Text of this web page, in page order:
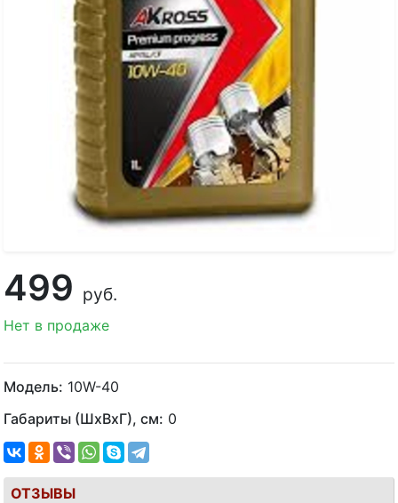
499 руб.
Нет в продаже
Модель: 10W-40
Габариты (ШхВхГ), см: 0
ОТЗЫВЫ